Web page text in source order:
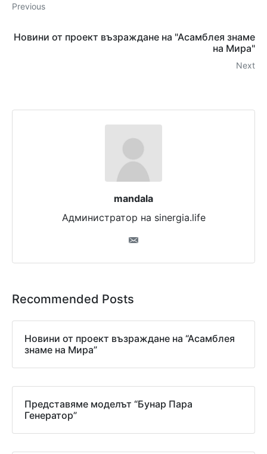
Previous
Новини от проект възраждане на "Асамблея знаме
на Мира"
Next
mandala
Администратор на sinergia.life
Recommended Posts
Новини от проект възраждане на “Асамблея
знаме на Мира”
Представяме моделът “Бунар Пара
Генератор”